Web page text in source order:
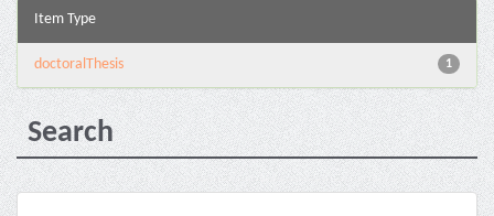
Item Type
1
doctoralThesis
Search